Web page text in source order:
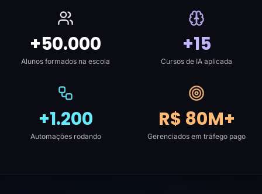
+50.000
Alunos formados na escola
+15
Cursos de IA aplicada
+1.200
Automações rodando
R$ 80M+
Gerenciados em tráfego pago